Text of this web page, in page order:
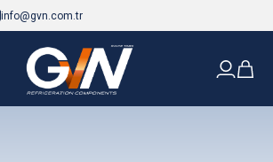
info@gvn.com.tr